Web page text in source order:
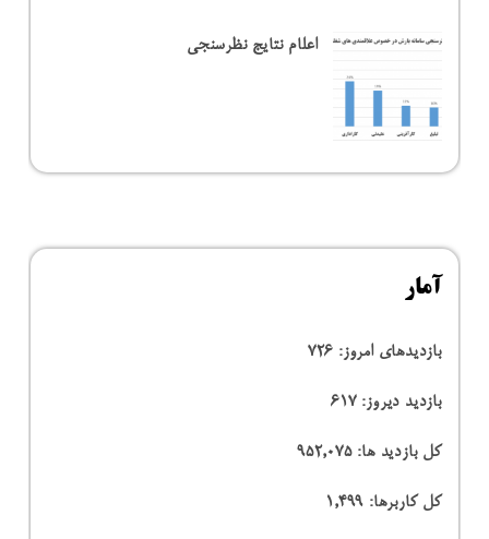
اعلام نتایج نظرسنجی
آمار
بازدیدهای امروز: 726
بازدید دیروز:617
کل بازدید ها:952,075
کل کاربرها: 1,499